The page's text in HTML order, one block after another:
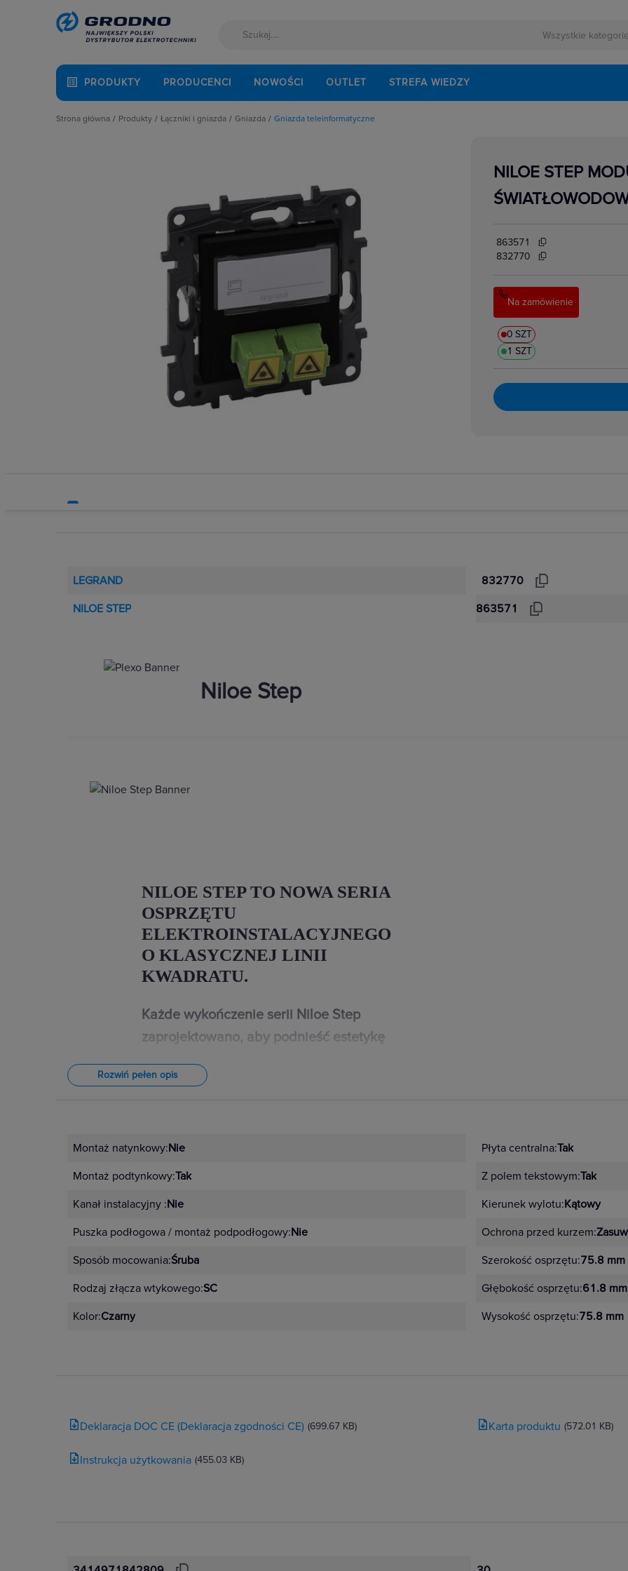
PRODUKTY PRODUCENCI NOWOŚCI OUTLET STREFA WIEDZY
Strona główna
Produkty
Kable i przewody
Łączniki i gniazda
Narzędzia i mierniki
Ochrona odgromowa
Odzież ochronna i BHP
Osprzęt siłowy, przenośny
Oświetlenie
Pompy ciepła
Prowadzenie kabli
Rozdzielnice i obudowy
Sieci zewnętrzne
Stacje ładowania
Systemy bezpieczeństwa
Technika grzewcza
Technika instalacyjna
Łączniki i gniazda
Puszki instalacyjne
Ramki, klawisze, plakietki
Ściemniacze
Słupki i kolumny zasilające
Termostaty i regulatory
Gniazda
Gniazda instalacyjne
Gniazda multimedialne, HDMI,USB
Gniazda pozostałe,ekwipotencjalne,
Gniazda teleinformatyczne
Wpusty kablowe
Zestawy łączone
Gniazda teleinformatyczne
NILOE STEP
863571
832770
Na zamówienie
0 SZT
1 SZT
LEGRAND
832770
NILOE STEP
863571
Niloe Step
NILOE STEP TO NOWA SERIA
OSPRZĘTU
ELEKTROINSTALACYJNEGO
O KLASYCZNEJ LINII
KWADRATU.
Każde wykończenie serii Niloe Step
zaprojektowano, aby podnieść estetykę
Twojego domu.
W przypadku wystroju wnętrz znaczenie mają nawet
czarnym, aluminium i stalowym. Unikalne
kompozycje dopasowane do indywidualnych wnętrz
można stworzyć dzięki 10 kolorom ramek.
Pastelowe odcienie – pudrowy róż, miętowy, perłowy
Nowoczesne kolory imitujące metal – stalowy, aluminium, stal szczotkowana, aluminium
dopasowania,
znaki pozycji ON/OFF
Rozwiń pełen opis
Montaż natynkowy:Nie
Montaż podtynkowy:Tak
Kanał instalacyjny :Nie
Puszka podłogowa / montaż podpodłogowy:Nie
Sposób mocowania:Śruba
Rodzaj złącza wtykowego:SC
Kolor:Czarny
Płyta centralna:Tak
Z polem tekstowym:Tak
Kierunek wylotu:Kątowy
Ochrona przed kurzem:
Szerokość osprzętu:75.8 mm
Głębokość osprzętu:61.8 mm
Wysokość osprzętu:75.8 mm
Deklaracja DOC CE (Deklaracja zgodności CE) (699.67 KB)
Instrukcja użytkowania (455.03 KB)
Karta produktu (572.01 KB)